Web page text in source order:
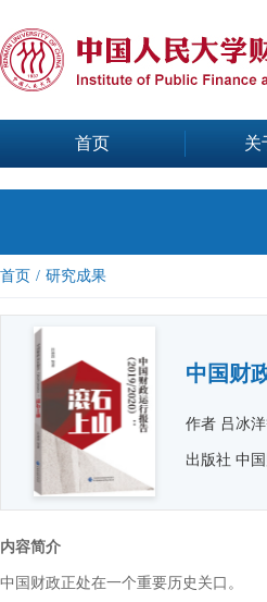
首页 关
首页 / 研究成果
中国财
作者 吕冰
出版社 中
内容简介
中国财政正处在一个重要历史关口。